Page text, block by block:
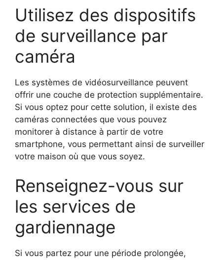
Utilisez des dispositifs
de surveillance par
caméra
Les systèmes de vidéosurveillance peuvent
offrir une couche de protection supplémentaire.
Si vous optez pour cette solution, il existe des
caméras connectées que vous pouvez
monitorer à distance à partir de votre
smartphone, vous permettant ainsi de surveiller
votre maison où que vous soyez.
Renseignez-vous sur
les services de
gardiennage
Si vous partez pour une période prolongée,